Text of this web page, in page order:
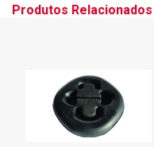
Produtos Relacionados